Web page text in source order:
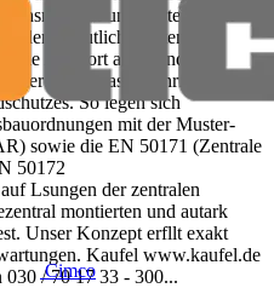
Cimco
und Verteiler mit
deutlich Kosten
die Antwort auf vernderte
an das geschrfte
So legen sich
mit der Muster-
sowie die EN 50171 (Zentrale
50172
Lsungen der zentralen
montierten und autark
Unser Konzept erfllt exakt
Kaufel www.kaufel.de
030 / 70 17 33 - 300...